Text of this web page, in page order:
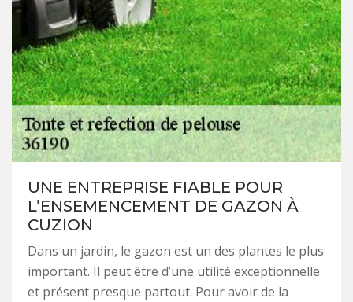
UNE ENTREPRISE FIABLE POUR
L’ENSEMENCEMENT DE GAZON À
CUZION
Dans un jardin, le gazon est un des plantes le plus
important. Il peut être d’une utilité exceptionnelle
et présent presque partout. Pour avoir de la